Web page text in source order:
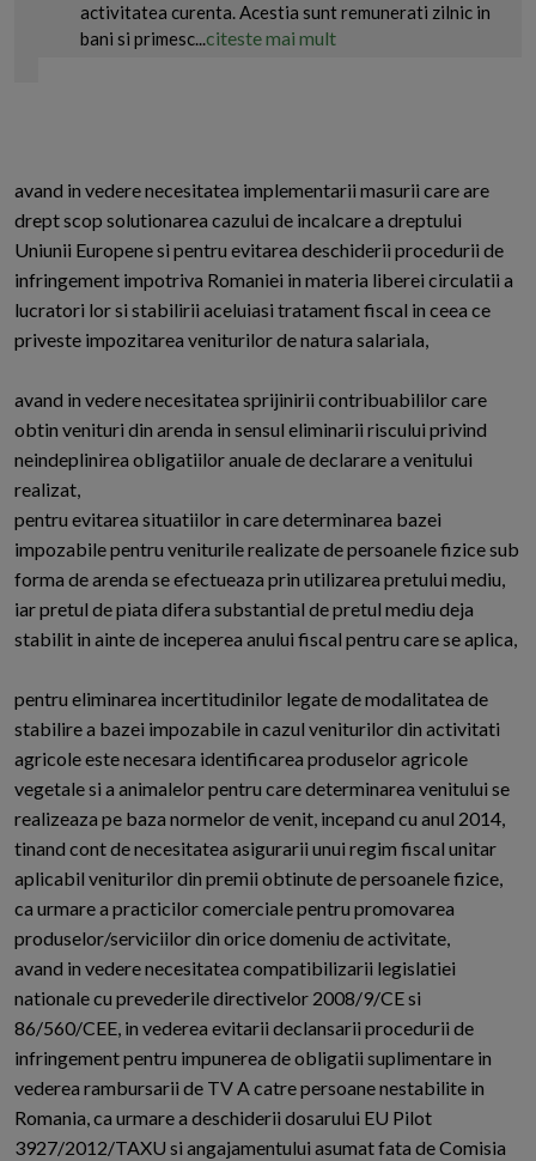
activitatea curenta. Acestia sunt remunerati zilnic in
bani si primesc...citeste mai mult
avand in vedere necesitatea implementarii masurii care are
drept scop solutionarea cazului de incalcare a dreptului
Uniunii Europene si pentru evitarea deschiderii procedurii de
infringement impotriva Romaniei in materia liberei circulatii a
lucratori lor si stabilirii aceluiasi tratament fiscal in ceea ce
priveste impozitarea veniturilor de natura salariala,
avand in vedere necesitatea sprijinirii contribuabililor care
obtin venituri din arenda in sensul eliminarii riscului privind
neindeplinirea obligatiilor anuale de declarare a venitului
realizat,
pentru evitarea situatiilor in care determinarea bazei
impozabile pentru veniturile realizate de persoanele fizice sub
forma de arenda se efectueaza prin utilizarea pretului mediu,
iar pretul de piata difera substantial de pretul mediu deja
stabilit in ainte de inceperea anului fiscal pentru care se aplica,
pentru eliminarea incertitudinilor legate de modalitatea de
stabilire a bazei impozabile in cazul veniturilor din activitati
agricole este necesara identificarea produselor agricole
vegetale si a animalelor pentru care determinarea venitului se
realizeaza pe baza normelor de venit, incepand cu anul 2014,
tinand cont de necesitatea asigurarii unui regim fiscal unitar
aplicabil veniturilor din premii obtinute de persoanele fizice,
ca urmare a practicilor comerciale pentru promovarea
produselor/serviciilor din orice domeniu de activitate,
avand in vedere necesitatea compatibilizarii legislatiei
nationale cu prevederile directivelor 2008/9/CE si
86/560/CEE, in vederea evitarii declansarii procedurii de
infringement pentru impunerea de obligatii suplimentare in
vederea rambursarii de TV A catre persoane nestabilite in
Romania, ca urmare a deschiderii dosarului EU Pilot
3927/2012/TAXU si angajamentului asumat fata de Comisia